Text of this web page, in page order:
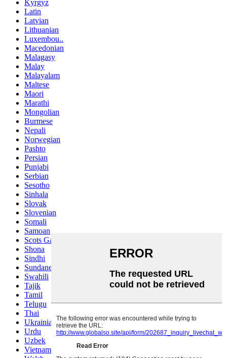
Kyrgyz
Latin
Latvian
Lithuanian
Luxembou..
Macedonian
Malagasy
Malay
Malayalam
Maltese
Maori
Marathi
Mongolian
Burmese
Nepali
Norwegian
Pashto
Persian
Punjabi
Serbian
Sesotho
Sinhala
Slovak
Slovenian
Somali
Samoan
Scots Gaelic
Shona
Sindhi
Sundanese
Swahili
Tajik
Tamil
Telugu
Thai
Ukrainian
Urdu
Uzbek
Vietnamese